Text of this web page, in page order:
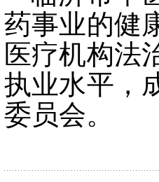
药事业的健
医疗机构法
执业水平，
委员会。